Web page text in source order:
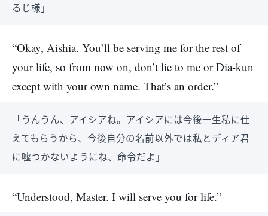
るじ様」
“Okay, Aishia. You’ll be serving me for the rest of
your life, so from now on, don’t lie to me or Dia-kun
except with your own name. That’s an order.”
「うんうん、アイシアね。アイシアには今後一生私に仕
えてもらうから、今後自分の名前以外では私とディア君
に嘘つかないようにね、命令だよ」
“Understood, Master. I will serve you for life.”